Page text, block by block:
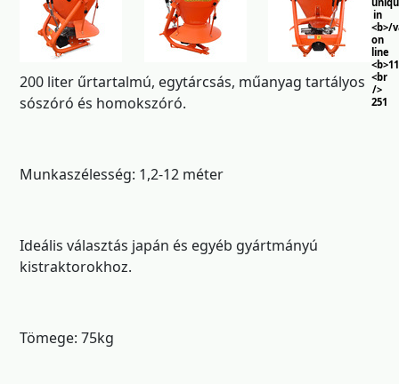
in
<b>/
on
line
<br
/>
251
200 liter űrtartalmú, egytárcsás, műanyag tartályos
sószóró és homokszóró.
Munkaszélesség: 1,2-12 méter
Ideális választás japán és egyéb gyártmányú
kistraktorokhoz.
Tömege: 75kg